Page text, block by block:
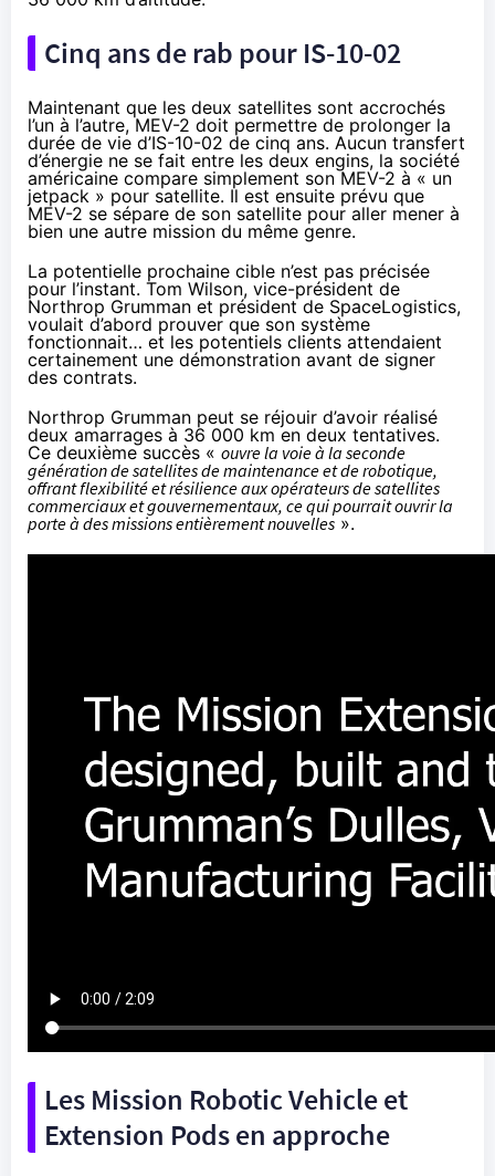
Cinq ans de rab pour IS-10-02
Maintenant que les deux satellites sont accrochés
l’un à l’autre, MEV-2 doit permettre de prolonger la
durée de vie d’IS-10-02 de cinq ans. Aucun transfert
d’énergie ne se fait entre les deux engins, la société
américaine compare simplement son MEV-2 à « un
jetpack » pour satellite. Il est ensuite prévu que
MEV-2 se sépare de son satellite pour aller mener à
bien une autre mission du même genre.
La potentielle prochaine cible n’est pas précisée
pour l’instant. Tom Wilson, vice-président de
Northrop Grumman et président de SpaceLogistics,
voulait d’abord prouver que son système
fonctionnait… et les potentiels clients attendaient
certainement une démonstration avant de signer
des contrats.
Northrop Grumman peut se réjouir d’avoir réalisé
deux amarrages à 36 000 km en deux tentatives.
Ce deuxième succès « ouvre la voie à la seconde
génération de satellites de maintenance et de robotique,
offrant flexibilité et résilience aux opérateurs de satellites
commerciaux et gouvernementaux, ce qui pourrait ouvrir la
porte à des missions entièrement nouvelles ».
Les Mission Robotic Vehicle et
Extension Pods en approche